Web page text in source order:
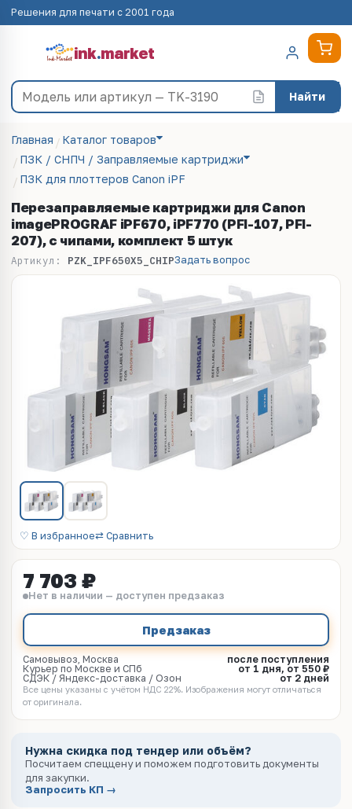
Решения для печати с 2001 года
ink.market
Найти
Главная
Каталог товаров
ПЗК / СНПЧ / Заправляемые картриджи
ПЗК для плоттеров Canon iPF
Перезаправляемые картриджи для Canon
imagePROGRAF iPF670, iPF770 (PFI-107, PFI-
207), с чипами, комплект 5 штук
Артикул: PZK_IPF650X5_CHIPЗадать вопрос
♡ В избранное⇄ Сравнить
7 703 ₽
Нет в наличии — доступен предзаказ
Предзаказ
Самовывоз, Москва
после поступления
Курьер по Москве и СПб
от 1 дня, от 550 ₽
СДЭК / Яндекс-доставка / Озон
от 2 дней
Все цены указаны с учётом НДС 22%. Изображения могут отличаться
от оригинала.
Нужна скидка под тендер или объём?
Посчитаем спеццену и поможем подготовить документы
для закупки.
Запросить КП →